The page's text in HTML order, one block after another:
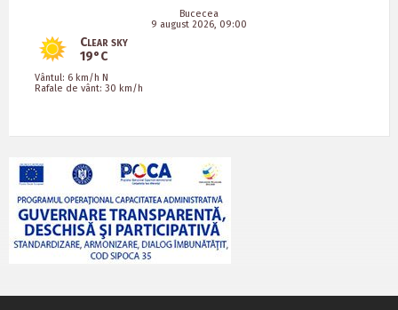
Bucecea
9 august 2026, 09:00
Clear sky
19°C
Vântul: 6 km/h N
Rafale de vânt: 30 km/h